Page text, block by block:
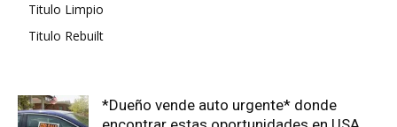
Titulo Limpio
Titulo Rebuilt
*Dueño vende auto urgente* donde